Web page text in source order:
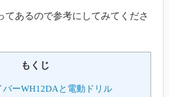
てあるので参考にしてみてくださ
もくじ
ーWH12DAと電動ドリル